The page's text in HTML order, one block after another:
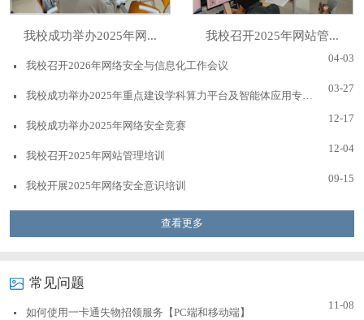
我校成功举办2025年网... 我校召开2025年网站管...
我校召开2026年网络安全与信息化工作会议
04-03
我校成功举办2025年重点建设学科算力平台及智能体应用专题培训
03-27
我校成功举办2025年网络安全竞赛
12-17
我校召开2025年网站管理培训
12-04
我校开展2025年网络安全意识培训
09-15
查看更多
常见问题
如何使用一卡通失物招领服务【PC端和移动端】
11-08